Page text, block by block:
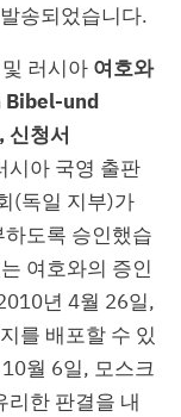
송되었습니다.
러시아 여호와
Bibel-und
청서
시아 국영 출판
(독일 지부)가
하도록 승인했습
여호와의 증인
년 4월 26일,
를 배포할 수 있
월 6일, 모스크
리한 판결을 내